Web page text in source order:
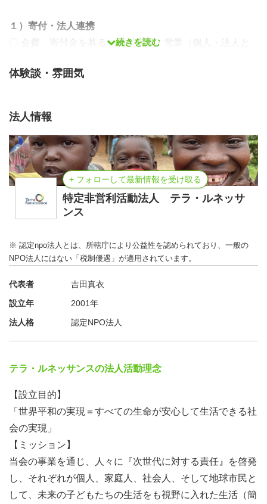
１）寄付・法人連携
〇 会費、寄付金を募るための広報・営業（個人・法人と
〇 法人会員、寄付者などとの関係構築（寄付の御礼、報
〇 法人との連携・協働プロジェクト（寄付つき商品・サ
管理
〇 法人からの寄付金・助成金に対する申請書・報告書の
作成
〇 各地域にある法人サポーターによる後援会の運営フォ
用
〇 その他、上記に付随する業務
〇 活動ブログなどホームページの管理・運営
〇 現地から共有される動画を活用した動画レポートの制
作
〇 メールマガジンの企画・管理・運営
〇 会報誌等の企画・製作サポート
〇 プレスリリースの配信にかかる作業
〇 上記をはじめ国内事業に関連する諸業務（資料発送、
お礼状作成など）
※上記それぞれ担当職員がおり、その職員の下で業務全般
のサポートをしていただきます。
続きを読む
体験談・雰囲気
法人情報
+ フォローして最新情報を受け取る
特定非営利活動法人 テラ・ルネッサ
ンス
※ 認定npo法人とは、所轄庁により公益性を認められており、一般の
NPO法人にはない「税制優遇」が適用されています。
代表者
吉田真衣
設立年
2001年
法人格
認定NPO法人
テラ・ルネッサンスの法人活動理念
【設立目的】
「世界平和の実現＝すべての生命が安心して生活できる社
会の実現」
【ミッション】
当会の事業を通じ、人々に『次世代に対する責任』を啓発
し、それぞれが個人、家庭人、社会人、そして地球市民と
して、未来の子どもたちの生活をも視野に入れた生活（簡